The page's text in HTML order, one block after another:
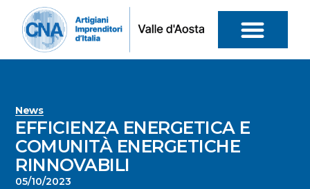
News
EFFICIENZA ENERGETICA E
COMUNITÀ ENERGETICHE
RINNOVABILI
05/10/2023